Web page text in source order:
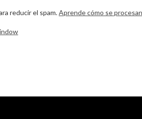
reducir el spam.Aprende cómo se